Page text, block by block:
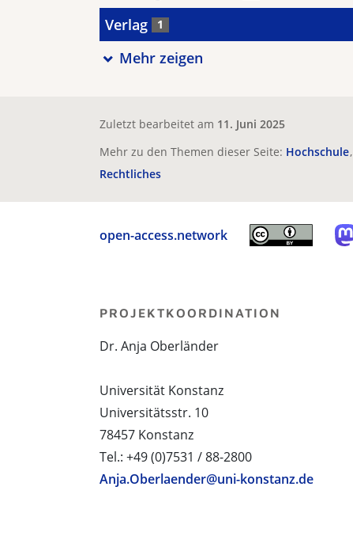
Verlag 1
Mehr zeigen
Zuletzt bearbeitet am 11. Juni 2025
Mehr zu den Themen dieser Seite: Hochschule
Rechtliches
open-access.network
PROJEKTKOORDINATION
Dr. Anja Oberländer
Universität Konstanz
Universitätsstr. 10
78457 Konstanz
Tel.: +49 (0)7531 / 88-2800
Anja.Oberlaender@uni-konstanz.de